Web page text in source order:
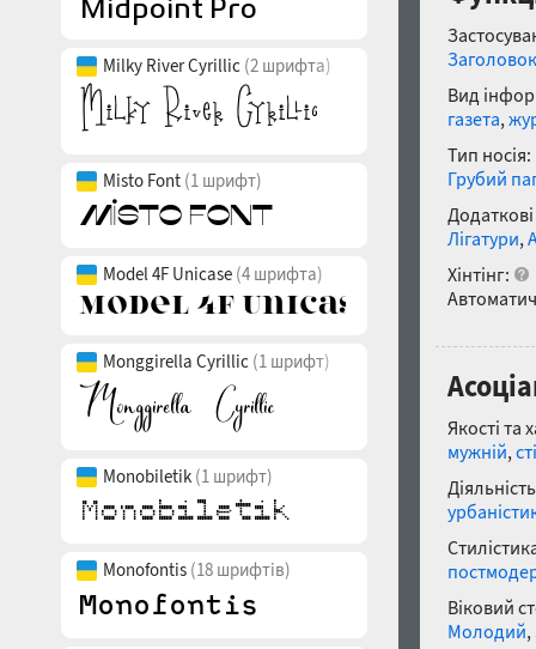
Milky River Cyrillic (2 шрифта)
Misto Font (1 шрифт)
Model 4F Unicase (4 шрифта)
Monggirella Cyrillic (1 шрифт)
Monobiletik (1 шрифт)
Monofontis (18 шрифтів)
Заголовок
Вид
газета,
Тип носія:
Грубий
Лігатури,
Хінтінг:
Якості та
мужній,
Віковий
Молодий,